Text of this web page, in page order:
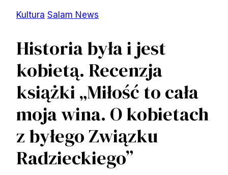
Kultura Salam News
Historia była i jest
kobietą. Recenzja
książki „Miłość to cała
moja wina. O kobietach
z byłego Związku
Radzieckiego”